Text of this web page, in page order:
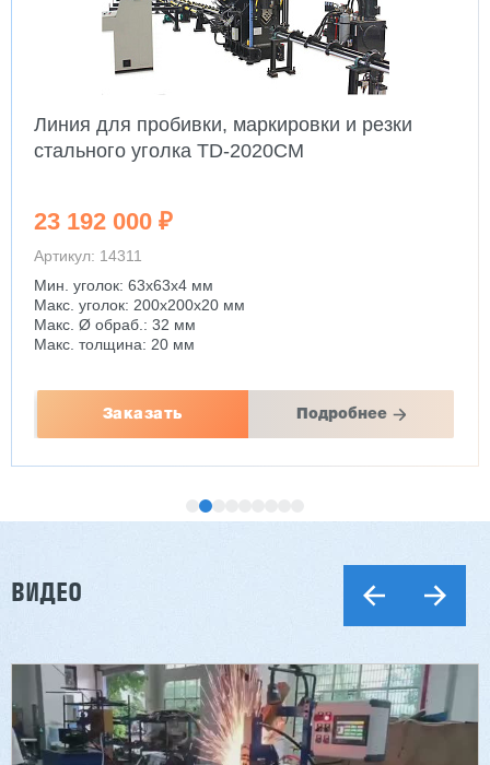
Линия для пробивки, маркировки и резки
стального уголка TD-2020CM
23 192 000 ₽
Артикул: 14311
Мин. уголок: 63x63x4 мм
Макс. уголок: 200x200x20 мм
Макс. Ø обраб.: 32 мм
Макс. толщина: 20 мм
Заказать Подробнее
Двухсторонний шипорез MX6015
ВИДЕО